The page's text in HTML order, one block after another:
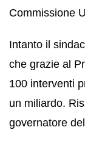
Commissione
Intanto il
che grazie al
100 interventi
un miliardo.
governatore